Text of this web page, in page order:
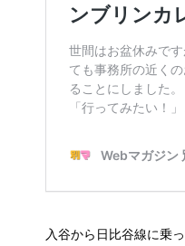
入谷から日比谷線に乗